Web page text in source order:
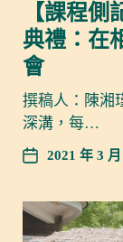
【課程
典禮：在
會
撰稿人：陳湘
深溝，每…
2021 年 3 月